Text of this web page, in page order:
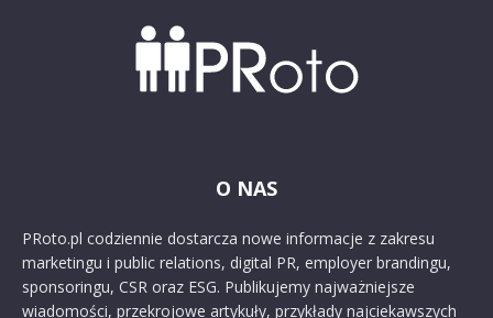
O NAS
PRoto.pl codziennie dostarcza nowe informacje z zakresu
marketingu i public relations, digital PR, employer brandingu,
sponsoringu, CSR oraz ESG. Publikujemy najważniejsze
wiadomości, przekrojowe artykuły, przykłady najciekawszych